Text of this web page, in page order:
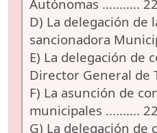
Autónomas ...........
D) La delegación de
sancionadora
E) La delegación de
Director General de
F) La asunción de
municipales ..........
G) La delegación de